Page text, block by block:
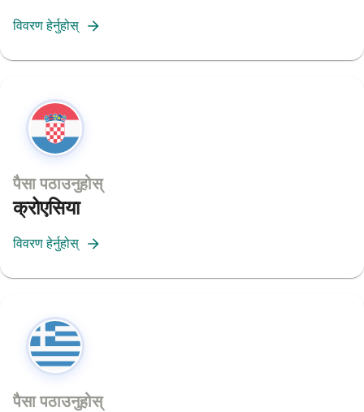
विवरण हेर्नुहोस्
पैसा पठाउनुहोस्
क्रोएसिया
विवरण हेर्नुहोस्
पैसा पठाउनुहोस्